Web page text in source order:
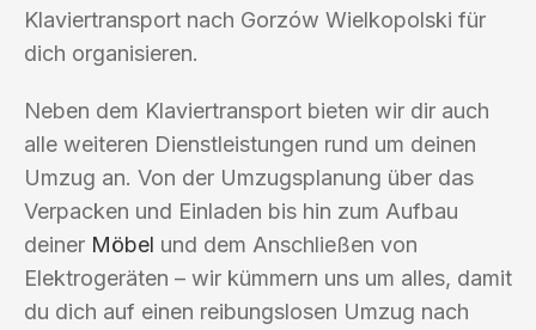
Klaviertransport nach Gorzów Wielkopolski für
dich organisieren.
Neben dem Klaviertransport bieten wir dir auch
alle weiteren Dienstleistungen rund um deinen
Umzug an. Von der Umzugsplanung über das
Verpacken und Einladen bis hin zum Aufbau
deiner Möbel und dem Anschließen von
Elektrogeräten – wir kümmern uns um alles, damit
du dich auf einen reibungslosen Umzug nach